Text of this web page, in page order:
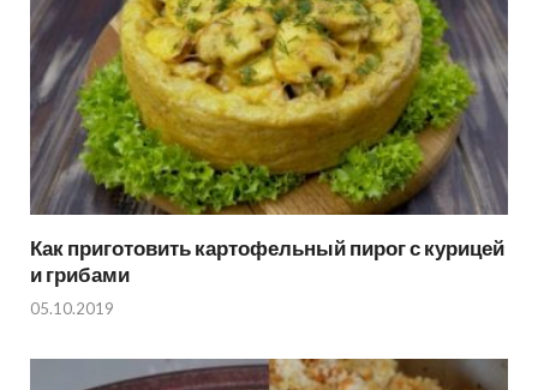
Как приготовить картофельный пирог с курицей
и грибами
05.10.2019